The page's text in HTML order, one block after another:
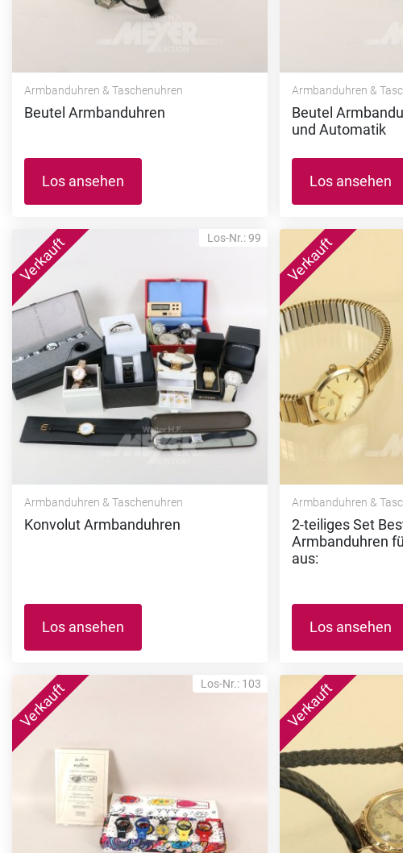
Armbanduhren & Taschenuhren
Beutel Armbanduhren
Los ansehen
Armbanduhren &
Beutel
und Automatik
Los ansehen
Los-Nr.: 99
Armbanduhren & Taschenuhren
Konvolut Armbanduhren
Los ansehen
Armbanduhren &
2-teiliges Set
Armbanduhren
aus:
Los ansehen
Los-Nr.: 103